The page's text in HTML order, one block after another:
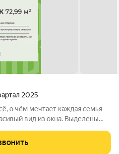
2025
о чём мечтает каждая семья
вид из окна. Выделены
где каждому найдётся место,